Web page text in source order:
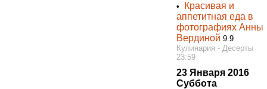
•
Красивая и
аппетитная еда в
фотографиях Анны
Вердиной 9.9
Кулинария - Десерты
23:59
23 Января 2016
Суббота